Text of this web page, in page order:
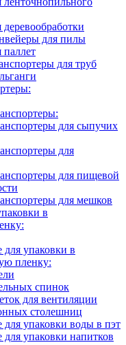
деревообработки
для пилы
паллет
для труб
для сыпучих
для
для пищевой
для мешков
в
упаковки в
пленку:
спинок
для вентиляции
столешниц
для упаковки воды в пэт
упаковки напитков